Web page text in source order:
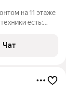
на 11 этаже
есть:
Чат